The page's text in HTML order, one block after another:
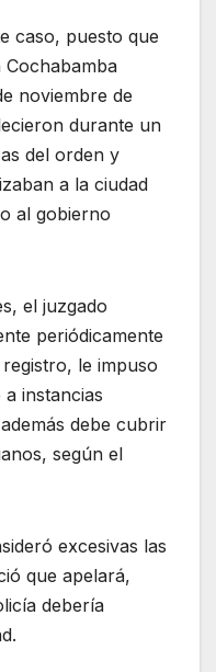
caso, puesto que
Cochabamba
noviembre de
durante un
del orden y
a la ciudad
al gobierno
el juzgado
periódicamente
le impuso
instancias
debe cubrir
según el
excesivas las
que apelará,
debería